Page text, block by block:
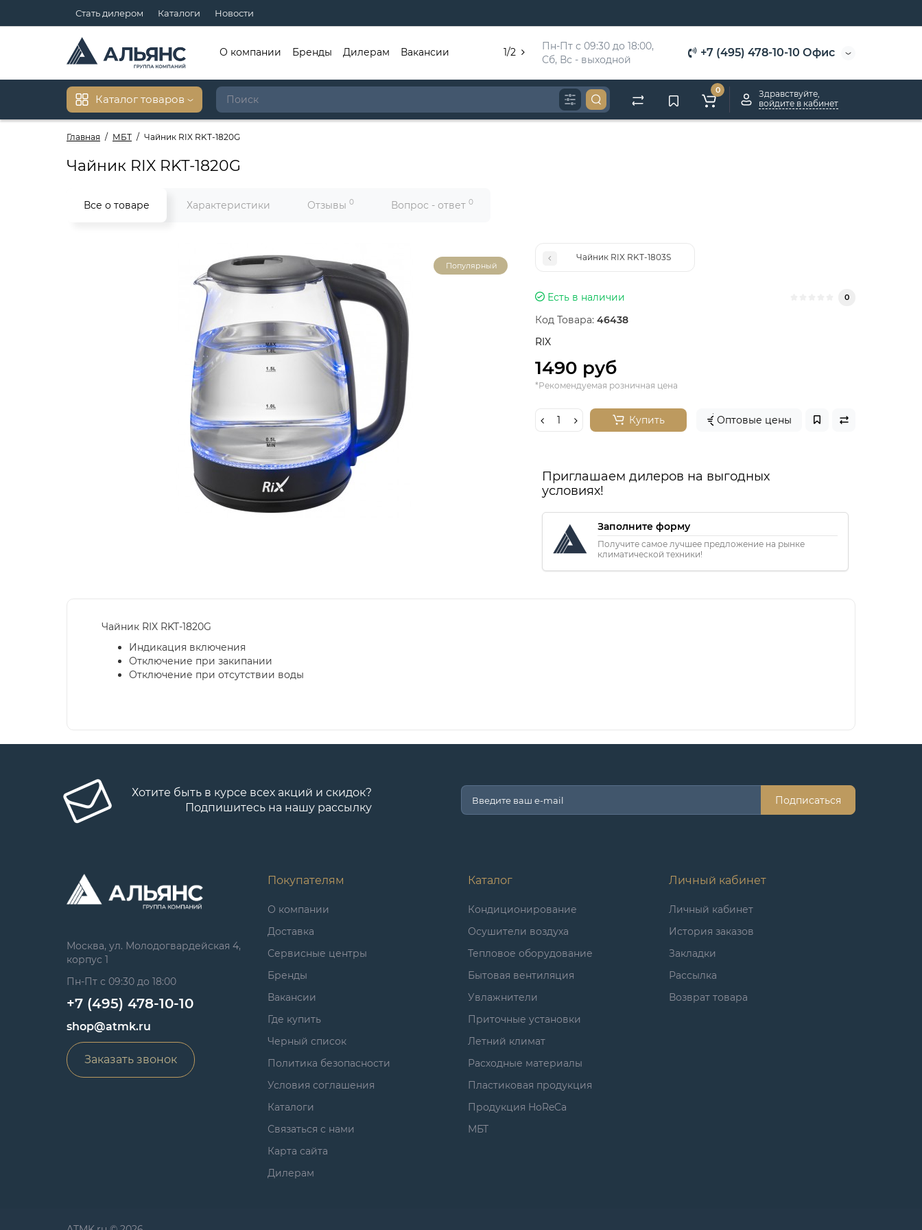
Стать дилером Каталоги Новости
Пн-Пт с 09:30 до 18:00,
Сб, Вс - выходной
+7 (495) 478-10-10 Офис
1/2
О компании Бренды Дилерам Вакансии
Каталог товаров
0
Здравствуйте,
войдите в кабинет
Главная МБТ Чайник RIX RKT-1820G
Чайник RIX RKT-1820G
Все о товаре Характеристики Отзывы 0 Вопрос - ответ 0
Популярный
Чайник RIX RKT-1803S
Есть в наличии 0
Код Товара: 46438
RIX
1490 руб
*Рекомендуемая розничная цена
Купить Оптовые цены
Приглашаем дилеров на выгодных
условиях!
Заполните форму
Получите самое лучшее предложение на рынке
климатической техники!
Чайник RIX RKT-1820G
Индикация включения
Отключение при закипании
Отключение при отсутствии воды
Хотите быть в курсе всех акций и скидок?
Подпишитесь на нашу рассылку
Подписаться
Москва, ул. Молодогвардейская 4,
корпус 1
Пн-Пт с 09:30 до 18:00
+7 (495) 478-10-10
shop@atmk.ru
Заказать звонок
Покупателям
О компании
Доставка
Сервисные центры
Бренды
Вакансии
Где купить
Черный список
Политика безопасности
Условия соглашения
Каталоги
Связаться с нами
Карта сайта
Дилерам
Каталог
Кондиционирование
Осушители воздуха
Тепловое оборудование
Бытовая вентиляция
Увлажнители
Приточные установки
Летний климат
Расходные материалы
Пластиковая продукция
Продукция HoReCa
МБТ
Личный кабинет
Личный кабинет
История заказов
Закладки
Рассылка
Возврат товара